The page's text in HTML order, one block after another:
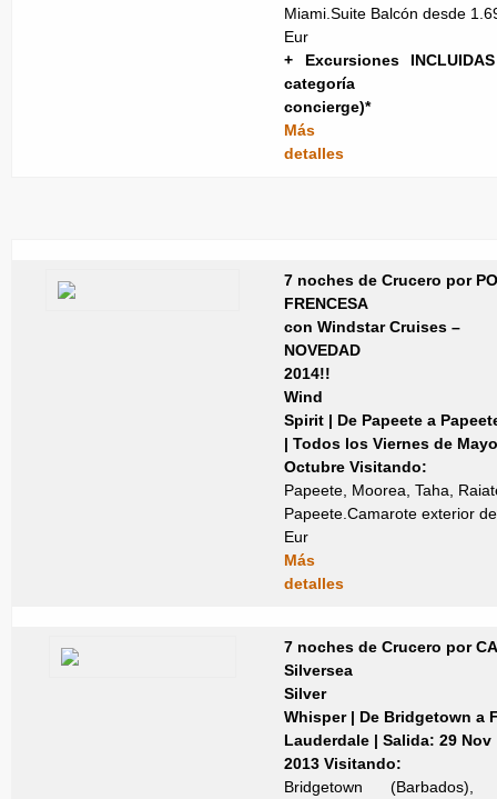
Miami.Suite Balcón desde
Eur
+ Excursiones
categoría
concierge)*
Más
detalles
7 noches de Crucero por
FRENCESA
con Windstar Cruises –
NOVEDAD
2014!!
Wind
Spirit | De Papeete a
| Todos los Viernes de
Octubre Visitando:
Papeete, Moorea, Taha,
Papeete.Camarote exterior
Eur
Más
detalles
7 noches de Crucero por
Silversea
Silver
Whisper | De Bridgetown a
Lauderdale | Salida: 29 Nov
2013 Visitando:
Bridgetown (Barbados),